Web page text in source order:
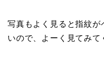
写真もよく見ると指紋が
いので、よーく見てみて